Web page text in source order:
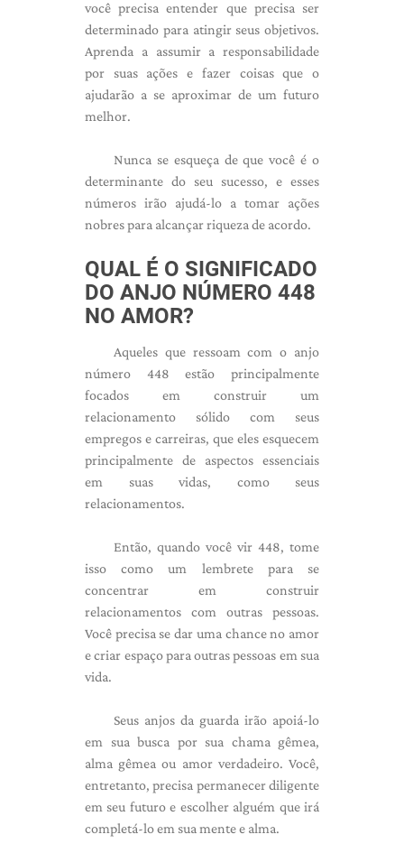
você precisa entender que precisa ser
determinado para atingir seus objetivos.
Aprenda a assumir a responsabilidade
por suas ações e fazer coisas que o
ajudarão a se aproximar de um futuro
melhor.
Nunca se esqueça de que você é o
determinante do seu sucesso, e esses
números irão ajudá-lo a tomar ações
nobres para alcançar riqueza de acordo.
QUAL É O SIGNIFICADO
DO ANJO NÚMERO 448
NO AMOR?
Aqueles que ressoam com o anjo
número 448 estão principalmente
focados em construir um
relacionamento sólido com seus
empregos e carreiras, que eles esquecem
principalmente de aspectos essenciais
em suas vidas, como seus
relacionamentos.
Então, quando você vir 448, tome
isso como um lembrete para se
concentrar em construir
relacionamentos com outras pessoas.
Você precisa se dar uma chance no amor
e criar espaço para outras pessoas em sua
vida.
Seus anjos da guarda irão apoiá-lo
em sua busca por sua chama gêmea,
alma gêmea ou amor verdadeiro. Você,
entretanto, precisa permanecer diligente
em seu futuro e escolher alguém que irá
completá-lo em sua mente e alma.